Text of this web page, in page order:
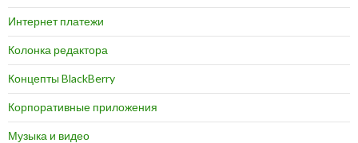
Интернет платежи
Колонка редактора
Концепты BlackBerry
Корпоративные приложения
Музыка и видео